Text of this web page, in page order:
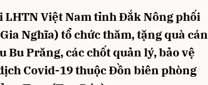
LHTN Việt Nam tỉnh Đắk Nông phối
Nghĩa) tổ chức thăm, tặng quà cán
Bu Prăng, các chốt quản lý, bảo vệ
Covid-19 thuộc Đồn biên phòng